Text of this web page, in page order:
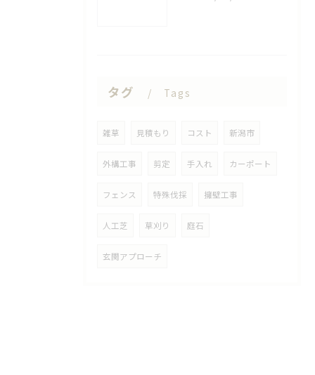
タグ Tags
雑草 見積もり コスト 新潟市
外構工事 剪定 手入れ カーポート
フェンス 特殊伐採 擁壁工事
人工芝 草刈り 庭石
玄関アプローチ